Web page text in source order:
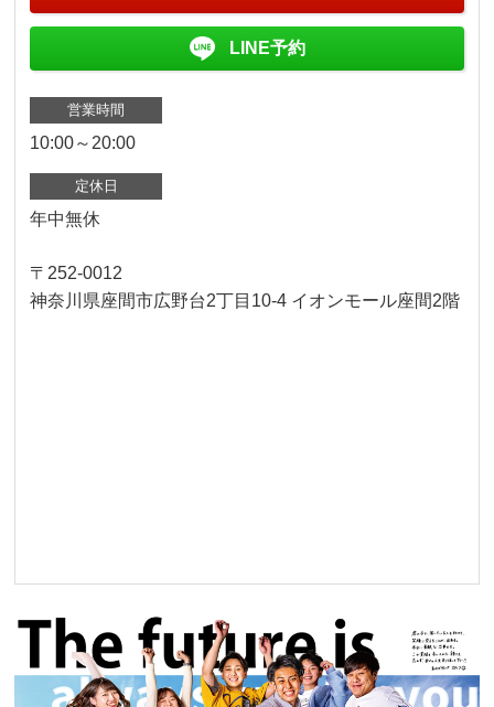
LINE予約
営業時間
10:00～20:00
定休日
年中無休
〒252-0012
神奈川県座間市広野台2丁目10-4 イオンモール座間2階